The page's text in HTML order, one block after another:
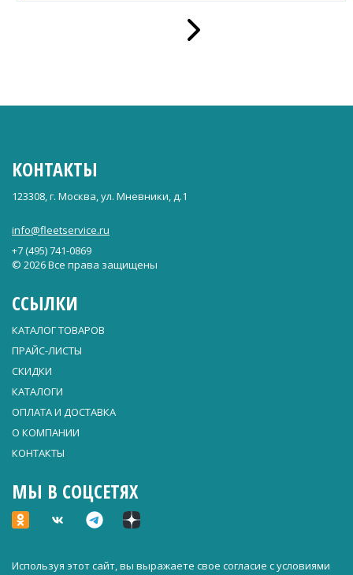
КОНТАКТЫ
123308, г. Москва, ул. Мневники, д.1
info@fleetservice.ru
+7 (495) 741-0869
© 2026 Все права защищены
ССЫЛКИ
КАТАЛОГ ТОВАРОВ
ПРАЙС-ЛИСТЫ
СКИДКИ
КАТАЛОГИ
ОПЛАТА И ДОСТАВКА
О КОМПАНИИ
КОНТАКТЫ
МЫ В СОЦСЕТЯХ
Используя этот сайт, вы выражаете свое согласие с условиями